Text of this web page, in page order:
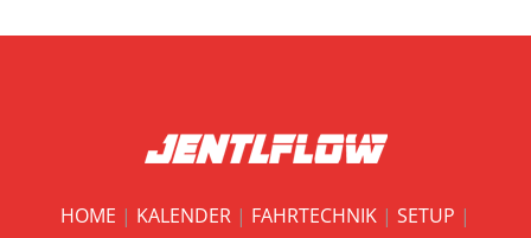
HOME | KALENDER | FAHRTECHNIK | SETUP |